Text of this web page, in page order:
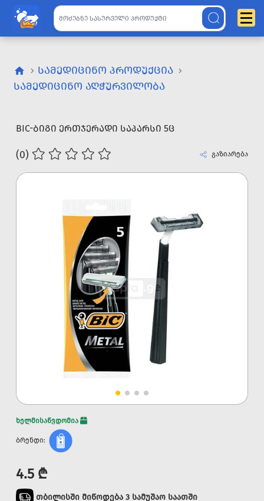
ᲡᲐᲛᲔᲓᲘᲪᲘᲜᲝ ᲞᲠᲝᲓᲣᲥᲪᲘᲐ
ᲡᲐᲛᲔᲓᲘᲪᲘᲜᲝ ᲐᲦᲭᲣᲠᲕᲘᲚᲝᲑᲐ
BIC-ᲑᲘᲒᲘ ᲔᲠᲗᲯᲔᲠᲐᲓᲘ ᲡᲐᲞᲐᲠᲡᲘ 5Ც
(0) გაზიარება
ხელმისაწვდომია
ბრენდი:
4.5 ₾
თბილისში მიწოდება 3 სამუშაო საათში